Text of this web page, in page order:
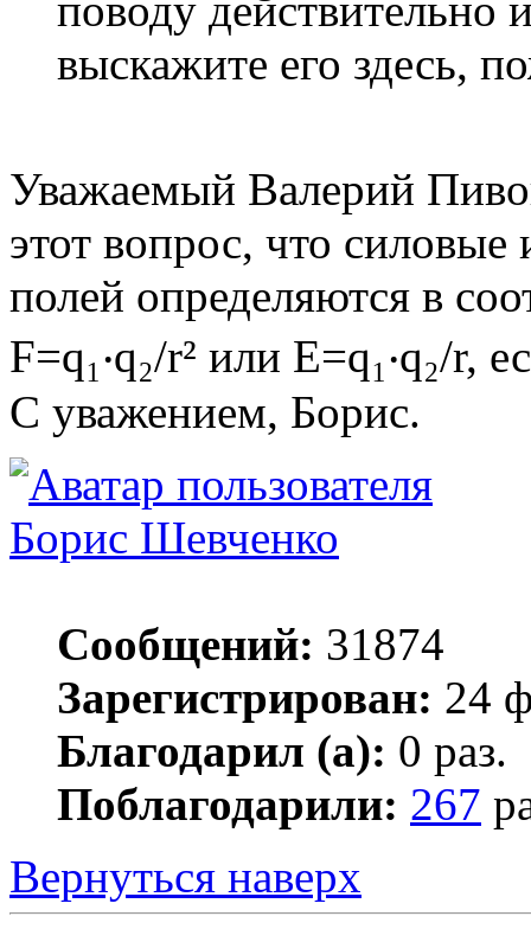
выскажите его здесь,
Уважаемый Валерий
этот вопрос, что силовые
полей определяются в
F=q₁‧q₂/r² или Е=q₁‧q₂/r,
С уважением, Борис.
Борис Шевченко
Сообщений: 31874
Зарегистрирован: 24
Благодарил (а): 0 раз.
Поблагодарили: 267
Вернуться наверх